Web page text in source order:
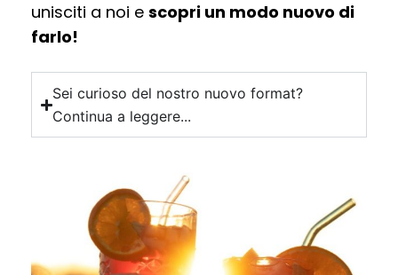
unisciti a noi e scopri un modo nuovo di
farlo!
Sei curioso del nostro nuovo format?
Continua a leggere...